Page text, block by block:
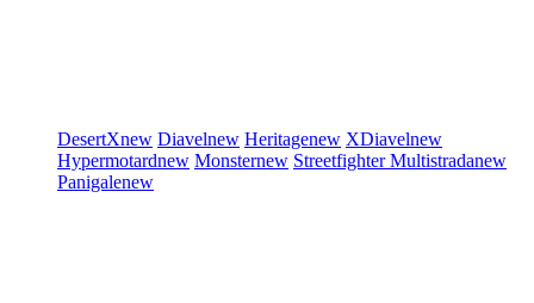
DesertXnew Diavelnew Heritagenew XDiavelnew
Hypermotardnew Monsternew StreetfighterMultistradanew
Panigalenew